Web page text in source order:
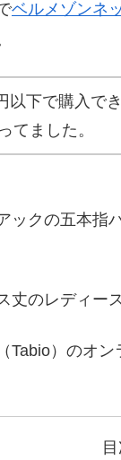
ベルメゾンネ
以下で購入で
てました。
ックの五本
丈のレディー
Tabio）のオ